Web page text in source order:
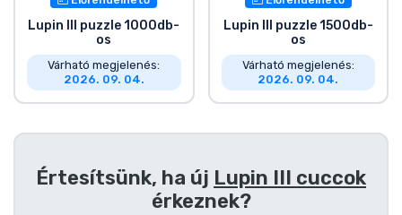
Lupin III puzzle 1000db-
os
Várható megjelenés:
2026. 09. 04.
Lupin III puzzle 1500db-
os
Várható megjelenés:
2026. 09. 04.
Értesítsünk, ha új Lupin III cuccok
érkeznek?